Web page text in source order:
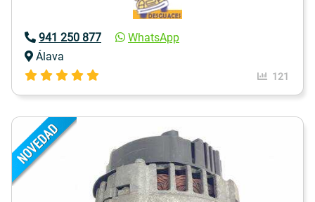
941 250 877
WhatsApp
Álava
121